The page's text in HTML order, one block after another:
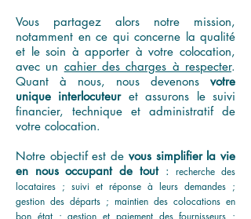
Vous partagez alors notre mission,
notamment en ce qui concerne la qualité
et le soin à apporter à votre colocation,
avec un cahier des charges à respecter.
Quant à nous, nous devenons votre
unique interlocuteuret assurons le suivi
financier, technique et administratif de
votre colocation.
Notre objectif est de vous simplifier la vie
en nous occupant de tout:recherche des
locataires ; suivi et réponse à leurs demandes ;
gestion des départs ; maintien des colocations en
bon état ; gestion et paiement des fournisseurs ;